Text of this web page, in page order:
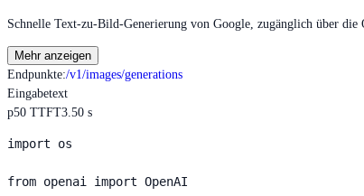
Schnelle Text-zu-Bild-Generierung von Google, zugänglich über
Mehr anzeigen
Endpunkte:/v1/images/generations
Eingabetext
p50 TTFT3.50 s
import os
from openai import OpenAI